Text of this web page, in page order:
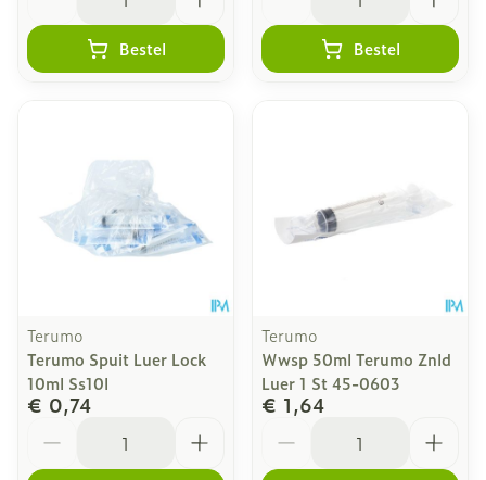
Bestel Bestel
Terumo
Terumo Spuit Luer Lock
10ml Ss10l
€ 0,74
Terumo
Wwsp 50ml Terumo Znld
Luer 1 St 45-0603
€ 1,64